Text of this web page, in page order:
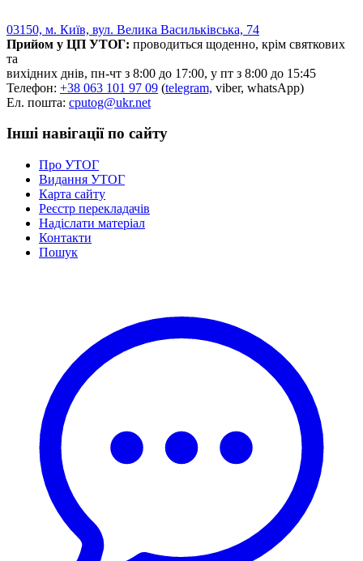
03150, м. Київ, вул. Велика Васильківська, 74
Прийом у ЦП УТОГ: проводиться щоденно, крім святкових
та
вихідних днів, пн-чт з 8:00 до 17:00, у пт з 8:00 до 15:45
Телефон: +38 063 101 97 09 (telegram, viber, whatsApp)
Ел. пошта: cputog@ukr.net
Інші навігації по сайту
Про УТОГ
Видання УТОГ
Карта сайту
Реєстр перекладачів
Надіслати матеріал
Контакти
Пошук